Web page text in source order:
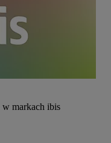
w markach ibis